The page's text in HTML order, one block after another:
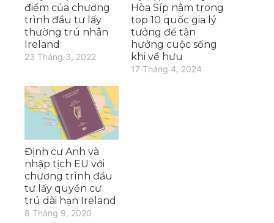
điểm của chương
trình đầu tư lấy
thường trú nhân
Ireland
23 Tháng 3, 2022
Hòa Síp nằm trong
top 10 quốc gia lý
tưởng để tận
hưởng cuộc sống
khi về hưu
17 Tháng 4, 2024
Định cư Anh và
nhập tịch EU với
chương trình đầu
tư lấy quyền cư
trú dài hạn Ireland
8 Tháng 9, 2020